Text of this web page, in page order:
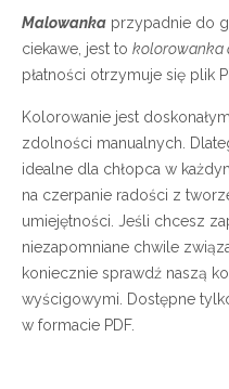
Malowanka przypadnie do
ciekawe, jest to kolorowanka
płatności otrzymuje się plik
Kolorowanie jest
zdolności manualnych.
idealne dla chłopca w
na czerpanie radości z
umiejętności. Jeśli chcesz
niezapomniane chwile
koniecznie sprawdź naszą
wyścigowymi. Dostępne
w formacie PDF.